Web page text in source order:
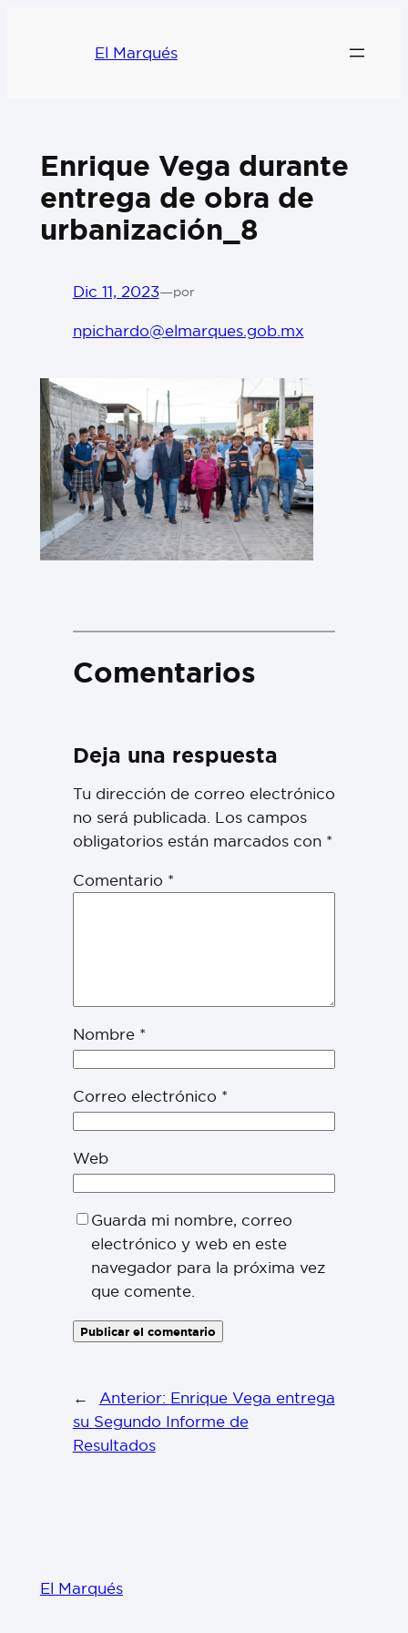
El Marqués
Enrique Vega durante
entrega de obra de
urbanización_8
Dic 11, 2023—por
npichardo@elmarques.gob.mx
Comentarios
Deja una respuesta
Tu dirección de correo electrónico
no será publicada. Los campos
obligatorios están marcados con *
Comentario *
Nombre *
Correo electrónico *
Web
Guarda mi nombre, correo
electrónico y web en este
navegador para la próxima vez
que comente.
← Anterior: Enrique Vega entrega
su Segundo Informe de
Resultados
El Marqués